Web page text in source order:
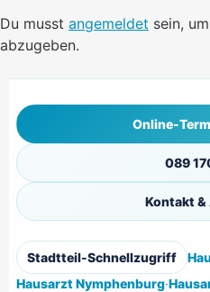
Du musst angemeldet sein,
abzugeben.
Online-
089
Kontakt
Stadtteil-Schnellzugriff
Hausarzt Nymphenburg·